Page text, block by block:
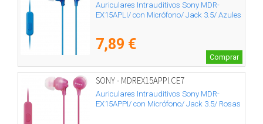
Auriculares Intrauditivos Sony MDR-
EX15APLI/ con Micrófono/ Jack 3.5/ Azules
7,89 €
Comprar
SONY - MDREX15APPI.CE7
Auriculares Intrauditivos Sony MDR-
EX15APPI/ con Micrófono/ Jack 3.5/ Rosas